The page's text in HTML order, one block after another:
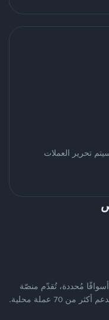
تحرير العملات
بينما تستهدف العديد من منصّات تداول P2P أسواقًا مُحددة، تُقدّم منصّة